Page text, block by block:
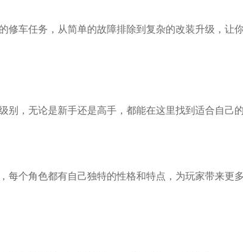
修车任务，从简单的故障排除到复杂的改装升级，让
别，无论是新手还是高手，都能在这里找到适合自己的
每个角色都有自己独特的性格和特点，为玩家带来更多